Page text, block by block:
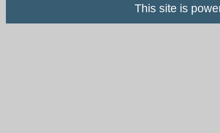
This site is